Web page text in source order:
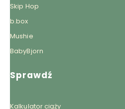
Skip Hop
b.box
Mushie
BabyBjorn
Sprawdź
Kalkulator ciąży